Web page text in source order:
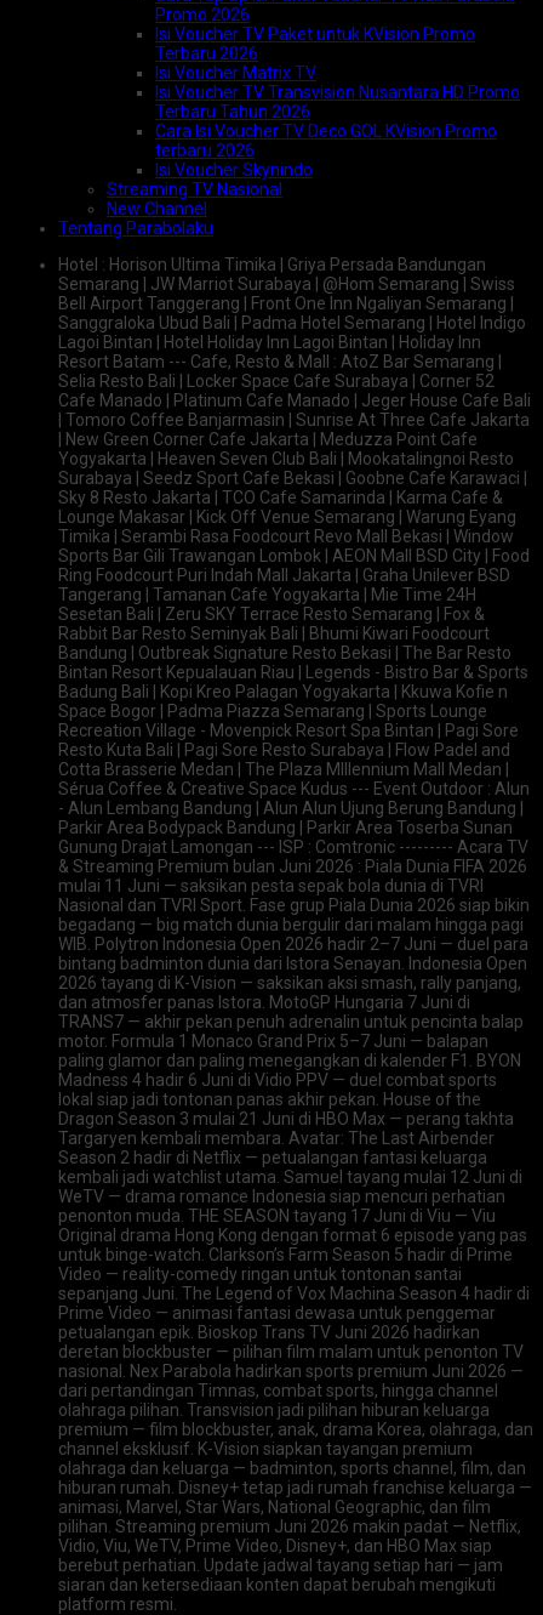
Promo 2026
Isi Voucher TV Paket untuk KVision Promo
Terbaru 2026
Isi Voucher Matrix TV
Isi Voucher TV Transvision Nusantara HD Promo
Terbaru Tahun 2026
Cara Isi Voucher TV Deco GOL KVision Promo
terbaru 2026
Isi Voucher Skynindo
Streaming TV Nasional
New Channel
Tentang Parabolaku
Hotel : Horison Ultima Timika | Griya Persada Bandungan
Semarang | JW Marriot Surabaya | @Hom Semarang | Swiss
Bell Airport Tanggerang | Front One Inn Ngaliyan Semarang |
Sanggraloka Ubud Bali | Padma Hotel Semarang | Hotel Indigo
Lagoi Bintan | Hotel Holiday Inn Lagoi Bintan | Holiday Inn
Resort Batam --- Cafe, Resto & Mall : AtoZ Bar Semarang |
Selia Resto Bali | Locker Space Cafe Surabaya | Corner 52
Cafe Manado | Platinum Cafe Manado | Jeger House Cafe Bali
| Tomoro Coffee Banjarmasin | Sunrise At Three Cafe Jakarta
| New Green Corner Cafe Jakarta | Meduzza Point Cafe
Yogyakarta | Heaven Seven Club Bali | Mookatalingnoi Resto
Surabaya | Seedz Sport Cafe Bekasi | Goobne Cafe Karawaci |
Sky 8 Resto Jakarta | TCO Cafe Samarinda | Karma Cafe &
Lounge Makasar | Kick Off Venue Semarang | Warung Eyang
Timika | Serambi Rasa Foodcourt Revo Mall Bekasi | Window
Sports Bar Gili Trawangan Lombok | AEON Mall BSD City | Food
Ring Foodcourt Puri Indah Mall Jakarta | Graha Unilever BSD
Tangerang | Tamanan Cafe Yogyakarta | Mie Time 24H
Sesetan Bali | Zeru SKY Terrace Resto Semarang | Fox &
Rabbit Bar Resto Seminyak Bali | Bhumi Kiwari Foodcourt
Bandung | Outbreak Signature Resto Bekasi | The Bar Resto
Bintan Resort Kepualauan Riau | Legends - Bistro Bar & Sports
Badung Bali | Kopi Kreo Palagan Yogyakarta | Kkuwa Kofie n
Space Bogor | Padma Piazza Semarang | Sports Lounge
Recreation Village - Movenpick Resort Spa Bintan | Pagi Sore
Resto Kuta Bali | Pagi Sore Resto Surabaya | Flow Padel and
Cotta Brasserie Medan | The Plaza Mlllennium Mall Medan |
Sérua Coffee & Creative Space Kudus --- Event Outdoor : Alun
- Alun Lembang Bandung | Alun Alun Ujung Berung Bandung |
Parkir Area Bodypack Bandung | Parkir Area Toserba Sunan
Gunung Drajat Lamongan --- ISP : Comtronic --------- Acara TV
& Streaming Premium bulan Juni 2026 : Piala Dunia FIFA 2026
mulai 11 Juni — saksikan pesta sepak bola dunia di TVRI
Nasional dan TVRI Sport. Fase grup Piala Dunia 2026 siap bikin
begadang — big match dunia bergulir dari malam hingga pagi
WIB. Polytron Indonesia Open 2026 hadir 2–7 Juni — duel para
bintang badminton dunia dari Istora Senayan. Indonesia Open
2026 tayang di K-Vision — saksikan aksi smash, rally panjang,
dan atmosfer panas Istora. MotoGP Hungaria 7 Juni di
TRANS7 — akhir pekan penuh adrenalin untuk pencinta balap
motor. Formula 1 Monaco Grand Prix 5–7 Juni — balapan
paling glamor dan paling menegangkan di kalender F1. BYON
Madness 4 hadir 6 Juni di Vidio PPV — duel combat sports
lokal siap jadi tontonan panas akhir pekan. House of the
Dragon Season 3 mulai 21 Juni di HBO Max — perang takhta
Targaryen kembali membara. Avatar: The Last Airbender
Season 2 hadir di Netflix — petualangan fantasi keluarga
kembali jadi watchlist utama. Samuel tayang mulai 12 Juni di
WeTV — drama romance Indonesia siap mencuri perhatian
penonton muda. THE SEASON tayang 17 Juni di Viu — Viu
Original drama Hong Kong dengan format 6 episode yang pas
untuk binge-watch. Clarkson’s Farm Season 5 hadir di Prime
Video — reality-comedy ringan untuk tontonan santai
sepanjang Juni. The Legend of Vox Machina Season 4 hadir di
Prime Video — animasi fantasi dewasa untuk penggemar
petualangan epik. Bioskop Trans TV Juni 2026 hadirkan
deretan blockbuster — pilihan film malam untuk penonton TV
nasional. Nex Parabola hadirkan sports premium Juni 2026 —
dari pertandingan Timnas, combat sports, hingga channel
olahraga pilihan. Transvision jadi pilihan hiburan keluarga
premium — film blockbuster, anak, drama Korea, olahraga, dan
channel eksklusif. K-Vision siapkan tayangan premium
olahraga dan keluarga — badminton, sports channel, film, dan
hiburan rumah. Disney+ tetap jadi rumah franchise keluarga —
animasi, Marvel, Star Wars, National Geographic, dan film
pilihan. Streaming premium Juni 2026 makin padat — Netflix,
Vidio, Viu, WeTV, Prime Video, Disney+, dan HBO Max siap
berebut perhatian. Update jadwal tayang setiap hari — jam
siaran dan ketersediaan konten dapat berubah mengikuti
platform resmi.